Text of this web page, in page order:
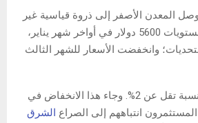
المعدن الأصفر إلى ذروة قياسية غير
مسبوقة بالقرب من مستويات 5600 دولار في أواخر شهر يناير،
وانخفضت الأسعار للشهر الثالث
وأضاف أن ذلك كان بنسبة تقل عن 2%. وجاء هذا الانخفاض في
انتباههم إلى الصراع الشرق